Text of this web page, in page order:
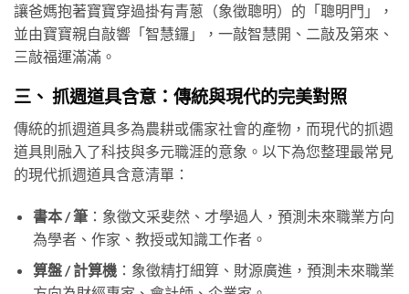
讓爸媽抱著寶寶穿過掛有青蔥（象徵聰明）的「聰明門」，
並由寶寶親自敲響「智慧鑼」，一敲智慧開、二敲及第來、
三敲福運滿滿。
三、 抓週道具含意：傳統與現代的完美對照
傳統的抓週道具多為農耕或儒家社會的產物，而現代的抓週
道具則融入了科技與多元職涯的意象。以下為您整理最常見
的現代抓週道具含意清單：
書本 / 筆：象徵文采斐然、才學過人，預測未來職業方向
為學者、作家、教授或知識工作者。
算盤 / 計算機：象徵精打細算、財源廣進，預測未來職業